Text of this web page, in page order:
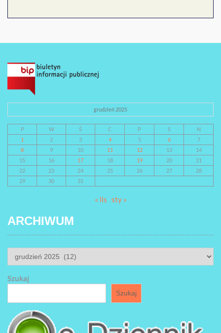
grudzień 2025
P W Ś C P S
N
1
2 3 4 5 6
7
8
9 10 11 12 13
14
15
16 17 18 19 20
21
22
23 24 25 26 27
28
29
30 31
« lis sty »
ARCHIWUM
ARCHIWUM
Szukaj
Szukaj